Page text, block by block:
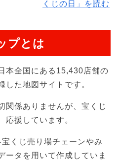
くじの日」を読む
プとは
本全国にある15,430店舗の
した地図サイトです。
関係ありませんが、宝くじ
応援しています。
くじ売り場チェーンやみ
ータを用いて作成していま